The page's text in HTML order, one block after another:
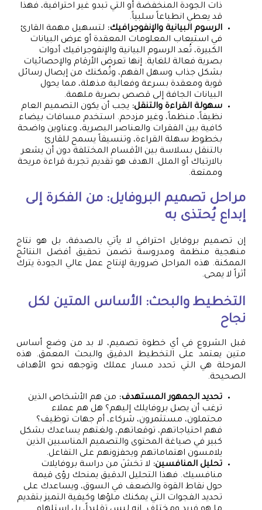
ذات الجودة المنخفضة أو التي تبدو غير احترافية، فهذا
قد يعطي انطباعاً سلبياً.
الرسوم البيانية والإنفوجرافيك: لتسهيل مهمة القارئ
في استيعاب المعلومات المعقدة أو عرض البيانات
الكبيرة، تُعد الرسوم البيانية والإنفوجرافيك أدوات
بصرية فعالة للغاية. إنها تعرض الأرقام والإحصائيات
بشكل جذاب وسهل الفهم، وتُمكنك من إيصال رسائل
قوية ومعقدة بسرعة وفعالية مذهلة، مما يحول
البيانات الجافة إلى قصص بصرية ملهمة.
سهولة القراءة والتنقل: يجب أن يكون التصميم العام
نظيفاً، منظماً، وغير مزدحم. استخدم مسافات بيضاء
كافية بين الفقرات والعناصر البصرية، وعناوين واضحة
بخطوط سهلة القراءة، وتنسيقاً يسمح للقارئ
بالتنقل بسلاسة بين الأقسام المختلفة دون أن يشعر
بالارتباك أو الملل. الهدف هو تقديم تجربة قراءة مريحة
وممتعة.
مراحل تصميم البروفايل: من الفكرة إلى
إبداع يُحتذى به
إن تصميم بروفايل احترافي لا يأتي بالصدفة، بل هو نتاج
منهجية منظمة ومدروسة تضمن تحقيق أفضل النتائج
الممكنة. هذه المراحل ضرورية لإنتاج عمل عالي الجودة يترك
أثراً لا يمحى.
التخطيط والبحث: الأساس المتين لكل
نجاح
قبل الشروع في أي خطوة تصميم، لا بد من وضع أساس
متين يعتمد على التخطيط الدقيق والبحث المعمق. هذه
المرحلة هي التي تحدد مسار عملك وتوجهه نحو الأهداف
الصحيحة.
تحديد الجمهور المستهدف: من هم الأشخاص الذين
ترغب أن يصل بروفايلك إليهم؟ هل هم عملاء
محتملون، مستثمرون، شركاء، أم جهات توظيف؟
فهم احتياجاتهم، توقعاتهم، ولغتهم يساعدك بشكل
كبير في صياغة المحتوى والتصميم المناسبين الذين
يلامسون اهتماماتهم ويحفزونهم على التفاعل.
تحليل المنافسين: لا تخشَ من دراسة بروفايلات
منافسيك. فهذا التحليل الدقيق يمنحك رؤى قيمة
حول نقاط القوة والضعف في السوق، ويساعدك على
تحديد الفجوات التي يمكنك ملؤها وكيفية التميز بتقديم